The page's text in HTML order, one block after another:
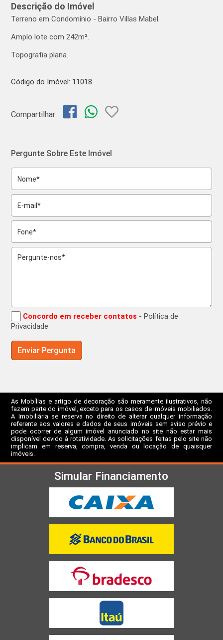
Descrição do Imóvel
Terreno em Condomínio - Bairro Villas Mabel.
Amplo lote com 242m².
Topografia plana.
Código do Imóvel: 11018.
Compartilhar
Pergunte Sobre Este Imóvel
Concordo em receber contatos - Política de
Privacidade
As Mobílias e artigo de decoração são meramente ilustrativos, não
fazem parte do imóvel, exceto para os casos de imóveis mobiliados.
A Imobiliária se reserva no direito de alterar qualquer informação
referente aos valores e dados de seus imóveis sem aviso prévio e
pode ocorrer de algum imóvel anunciado no site não estar mais
disponível devido à rotatividade. As solicitações feitas pelo site não
implicam em reserva, compra, venda ou locação de quaisquer
imóveis.
Simular Financiamento